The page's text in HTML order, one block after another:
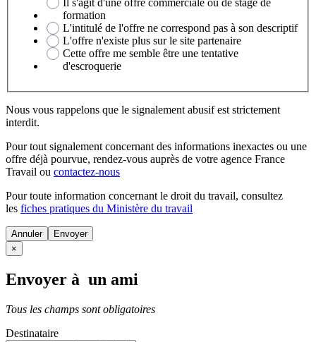
formation
L'intitulé de l'offre ne correspond pas à son descriptif
L'offre n'existe plus sur le site partenaire
Cette offre me semble être une tentative
d'escroquerie
Nous vous rappelons que le signalement abusif est strictement
interdit.
Pour tout signalement concernant des informations inexactes ou une
offre déjà pourvue, rendez-vous auprès de votre agence France
Travail ou contactez-nous
Pour toute information concernant le droit du travail, consultez
les fiches pratiques du Ministère du travail
Annuler
×
Envoyer à un ami
Tous les champs sont obligatoires
Destinataire